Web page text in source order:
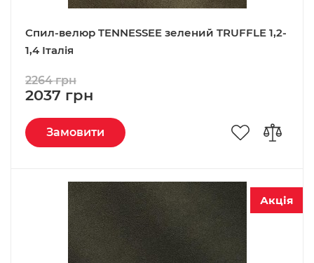
Спил-велюр TENNESSEE зелений TRUFFLE 1,2-
1,4 Італія
2037 грн
2264 грн
Замовити
Акція